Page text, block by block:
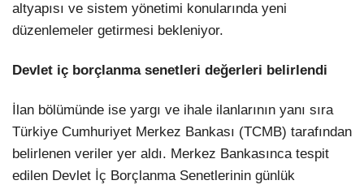
altyapısı ve sistem yönetimi konularında yeni
düzenlemeler getirmesi bekleniyor.
Devlet iç borçlanma senetleri değerleri belirlendi
İlan bölümünde ise yargı ve ihale ilanlarının yanı sıra
Türkiye Cumhuriyet Merkez Bankası (TCMB) tarafından
belirlenen veriler yer aldı. Merkez Bankasınca tespit
edilen Devlet İç Borçlanma Senetlerinin günlük